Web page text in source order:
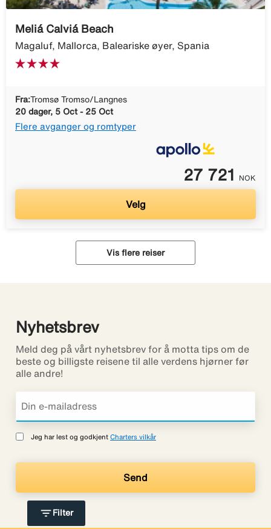
filter_list Filter
Meliá Calviá Beach
Magaluf, Mallorca, Baleariske øyer, Spania
Fra:Tromsø Tromso/Langnes
20 dager, 5 Oct - 25 Oct
Flere avganger og romtyper
27 721 NOK
Velg
Vis flere reiser
Nyhetsbrev
Meld deg på vårt nyhetsbrev for å motta tips om de
beste og billigste reisene til alle verdens hjørner før
alle andre!
Jeg har lest og godkjent Charters vilkår